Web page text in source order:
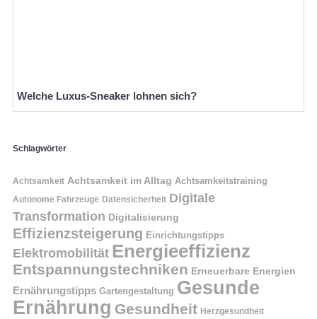
Welche Luxus-Sneaker lohnen sich?
Schlagwörter
Achtsamkeit Achtsamkeit im Alltag Achtsamkeitstraining
Autonome Fahrzeuge Datensicherheit Digitale
Transformation Digitalisierung
Effizienzsteigerung Einrichtungstipps
Elektromobilität Energieeffizienz
Entspannungstechniken Erneuerbare Energien
Ernährungstipps Gartengestaltung Gesunde
Ernährung Gesundheit Herzgesundheit